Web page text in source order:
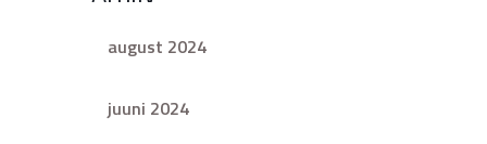
august 2024
juuni 2024